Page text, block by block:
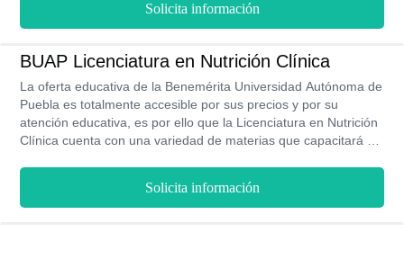
Solicita información
BUAP Licenciatura en Nutrición Clínica
La oferta educativa de la Benemérita Universidad Autónoma de
Puebla es totalmente accesible por sus precios y por su
atención educativa, es por ello que la Licenciatura en Nutrición
Clínica cuenta con una variedad de materias que capacitará a
Solicita información